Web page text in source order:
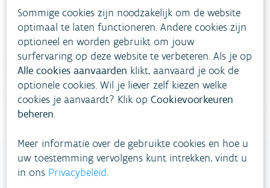
Bekijk het overzicht van meestgestelde vragen
Niet gevonden wat je zocht? Vul ons
contactformulier in.
Bel gratis 1700
Sommige cookies zijn noodzakelijk om de website
optimaal te laten functioneren. Andere cookies zijn
optioneel en worden gebruikt om jouw
surfervaring op deze website te verbeteren. Als je op
Alle cookies aanvaarden klikt, aanvaard je ook de
optionele cookies. Wil je liever zelf kiezen welke
cookies je aanvaardt? Klik opCookievoorkeuren
beheren.
Meer informatie over de gebruikte cookies en hoe u
uw toestemming vervolgens kunt intrekken, vindt u
in ons Privacybeleid.